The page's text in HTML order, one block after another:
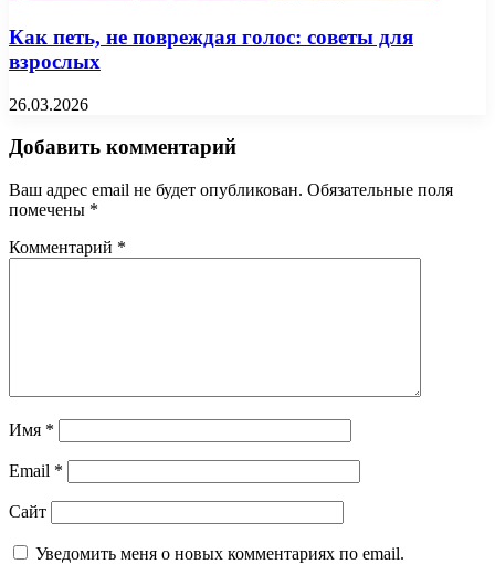
Как петь, не повреждая голос: советы для
взрослых
26.03.2026
Добавить комментарий
Ваш адрес email не будет опубликован. Обязательные поля
помечены *
Комментарий *
Имя *
Email *
Сайт
Уведомить меня о новых комментариях по email.